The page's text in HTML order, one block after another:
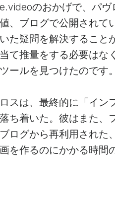
のおかげで、パ
、ブログで公開されて
た疑問を解決すること
て推量をする必要はな
ールを見つけたのです。
スは、最終的に「イン
ち着いた。彼はまた、
ログから再利用された
を作るのにかかる時間